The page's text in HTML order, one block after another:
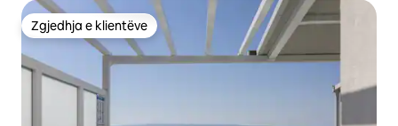
Zgjedhja e klientëve
Zgjedhja e klientëve